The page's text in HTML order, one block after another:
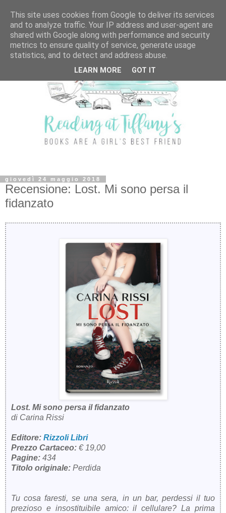
giovedì 24 maggio 2018
Recensione: Lost. Mi sono persa il
fidanzato
Lost. Mi sono persa il fidanzato
di Carina Rissi
Editore: Rizzoli Libri
Prezzo Cartaceo: € 19,00
Pagine: 434
Titolo originale: Perdida
Tu cosa faresti, se una sera, in un bar, perdessi il tuo
prezioso e insostituibile amico: il cellulare? La prima
This site uses cookies from Google to deliver its services
and to analyze traffic. Your IP address and user-agent are
shared with Google along with performance and security
metrics to ensure quality of service, generate usage
statistics, and to detect and address abuse.
LEARN MORE GOT IT